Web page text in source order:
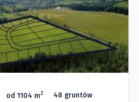
od 1104 m2 48 gruntów